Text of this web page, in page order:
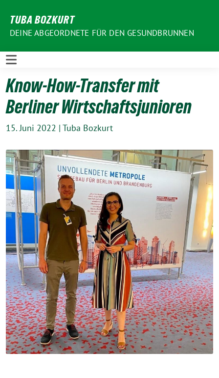
zum
Inhalt
TUBA BOZKURT
DEINE ABGEORDNETE FÜR DEN GESUNDBRUNNEN
Know-How-Transfer mit
Berliner Wirtschaftsjunioren
15. Juni 2022 | Tuba Bozkurt